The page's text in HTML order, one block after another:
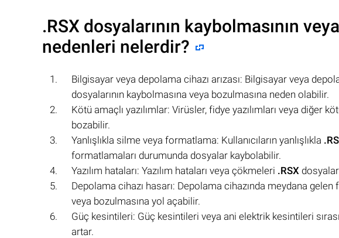
.RSX dosyalarının kaybolmasının
nedenleri nelerdir?
Bilgisayar veya depolama cihazı arızası: Bilgisayar veya
dosyalarının kaybolmasına veya bozulmasına neden olabilir.
Kötü amaçlı yazılımlar: Virüsler, fidye yazılımları veya diğer
bozabilir.
Yanlışlıkla silme veya formatlama: Kullanıcıların yanlışlıkla
formatlamaları durumunda dosyalar kaybolabilir.
Yazılım hataları: Yazılım hataları veya çökmeleri .RSX
Depolama cihazı hasarı: Depolama cihazında meydana gelen
veya bozulmasına yol açabilir.
Güç kesintileri: Güç kesintileri veya ani elektrik kesintileri
artar.